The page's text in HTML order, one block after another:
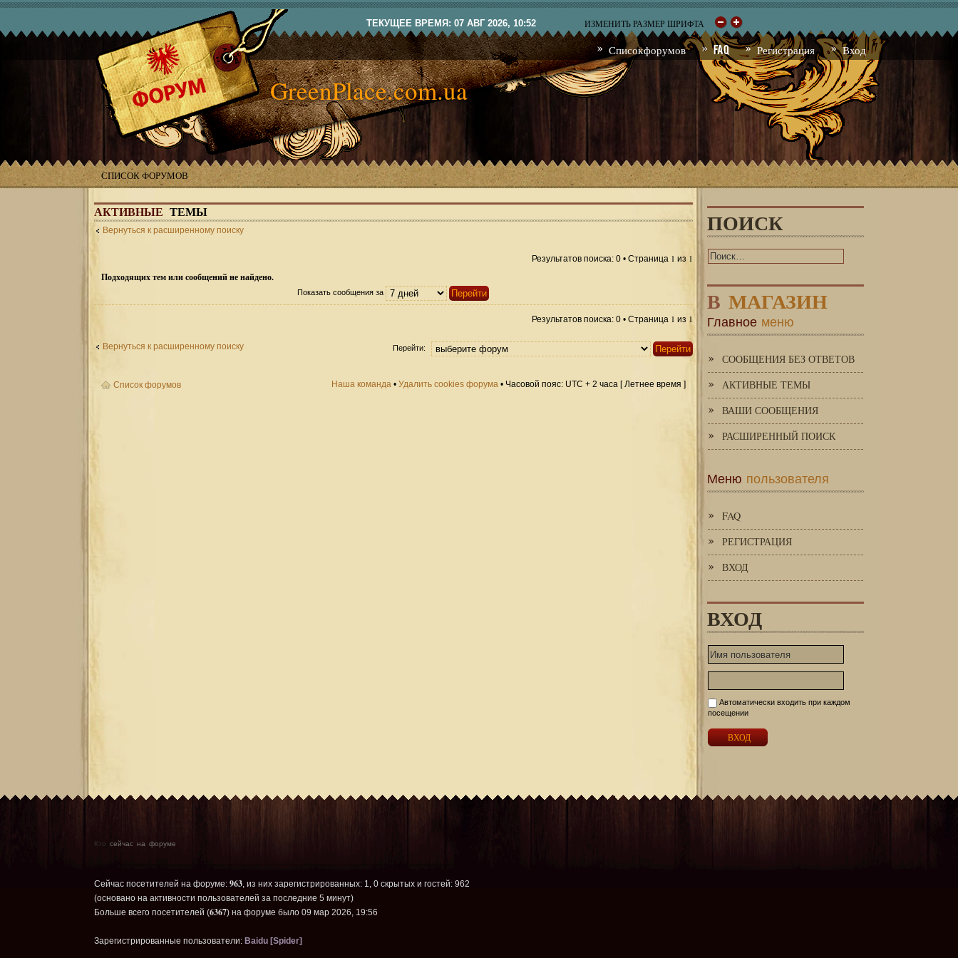
ТЕКУЩЕЕ ВРЕМЯ: 07 АВГ 2026, 10:52 ИЗМЕНИТЬ РАЗМЕР ШРИФТА
Список форумов FAQ Регистрация Вход
GreenPlace.com.ua
СПИСОК ФОРУМОВ
АКТИВНЫЕ ТЕМЫ
Вернуться к расширенному поиску
Результатов поиска: 0 • Страница 1 из 1
Подходящих тем или сообщений не найдено.
Показать сообщения за
Результатов поиска: 0 • Страница 1 из 1
Вернуться к расширенному поиску Перейти:
Список форумов Наша команда • Удалить cookies форума • Часовой пояс: UTC + 2 часа [ Летнее время ]
ПОИСК
В МАГАЗИН
Главное меню
СООБЩЕНИЯ БЕЗ ОТВЕТОВ
АКТИВНЫЕ ТЕМЫ
ВАШИ СООБЩЕНИЯ
РАСШИРЕННЫЙ ПОИСК
Меню пользователя
FAQ
РЕГИСТРАЦИЯ
ВХОД
ВХОД
Автоматически входить при каждом
посещении
Кто сейчас на форуме
Сейчас посетителей на форуме: 963, из них зарегистрированных: 1, 0 скрытых и гостей: 962
(основано на активности пользователей за последние 5 минут)
Больше всего посетителей (6367) на форуме было 09 мар 2026, 19:56
Зарегистрированные пользователи: Baidu [Spider]